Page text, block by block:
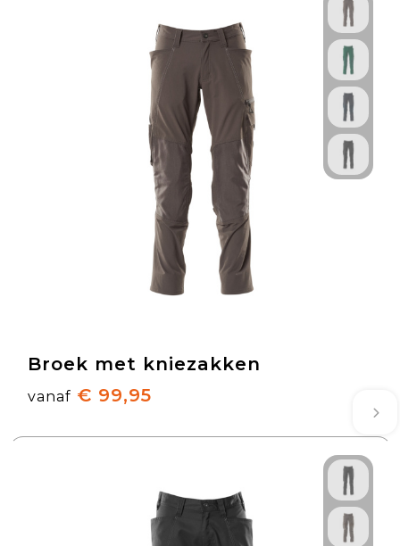
Broek met kniezakken
vanaf € 99,95